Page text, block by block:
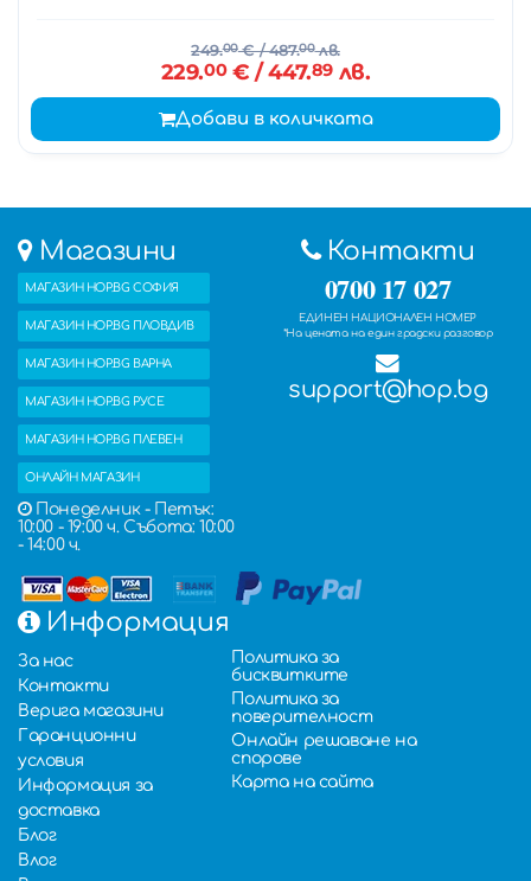
249.00€/ 487.00лв.
229.00€ / 447.89лв.
Добави в количката
Магазини
МАГАЗИН HOP.BG СОФИЯ
МАГАЗИН HOP.BG ПЛОВДИВ
МАГАЗИН HOP.BG ВАРНА
МАГАЗИН HOP.BG РУСЕ
МАГАЗИН HOP.BG ПЛЕВЕН
ОНЛАЙН МАГАЗИН
Понеделник - Петък:
10:00 - 19:00 ч. Събота: 10:00
- 14:00 ч.
Контакти
0700 17 027
ЕДИНЕН НАЦИОНАЛЕН НОМЕР
*На цената на един градски разговор
support@hop.bg
Информация
За нас
Контакти
Верига магазини
Гаранционни
условия
Информация за
доставка
Блог
Влог
Политика за
бисквитките
Политика за
поверителност
Онлайн решаване на
спорове
Карта на сайта